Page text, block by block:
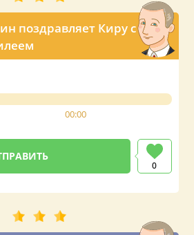
поздравляет Киру с
00:00
0